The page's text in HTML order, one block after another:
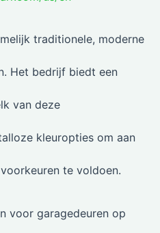
traditionele, moderne
Het bedrijf biedt een
van deze
kleuropties om aan
te voldoen.
voor garagedeuren op